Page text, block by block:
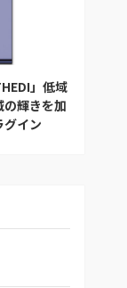
」低域
輝きを加
グイン